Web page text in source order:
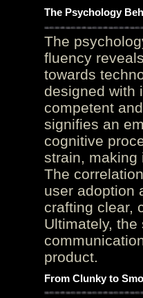
The Psychology
The
fluency
towards
designed with
competent
signifies an
cognitive
strain, making
The
user adoption
crafting clear,
Ultimately,
product.
From Clunky to